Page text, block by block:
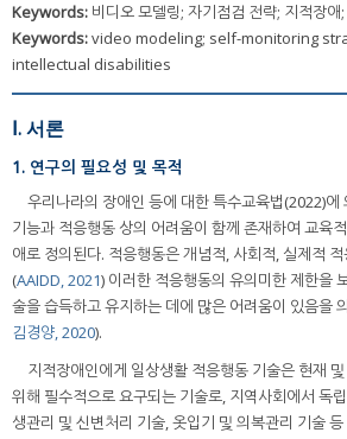
Keywords: 비디오 모델링; 자기점검 전략; 지적장
Keywords:video modeling; self-monitoring
intellectual disabilities
Ⅰ. 서론
1. 연구의 필요성 및 목적
우리나라의 장애인 등에 대한 특수교육법(2022)에
기능과 적응행동 상의 어려움이 함께 존재하여 교육
애로 정의된다. 적응행동은 개념적, 사회적, 실제적
(AAIDD, 2021) 이러한 적응행동의 유의미한 제한을
술을 습득하고 유지하는 데에 많은 어려움이 있음을
김경양, 2020).
지적장애인에게 일상생활 적응행동 기술은 현재
위해 필수적으로 요구되는 기술로, 지역사회에서 독
생관리 및 신변처리 기술, 옷입기 및 의복관리 기술